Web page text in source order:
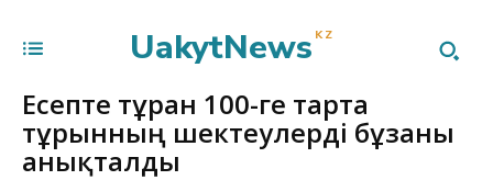
UakytNews KZ
Есепте тұрған 100-ге тарта
тұрғынның шектеулерді бұзғаны
анықталды